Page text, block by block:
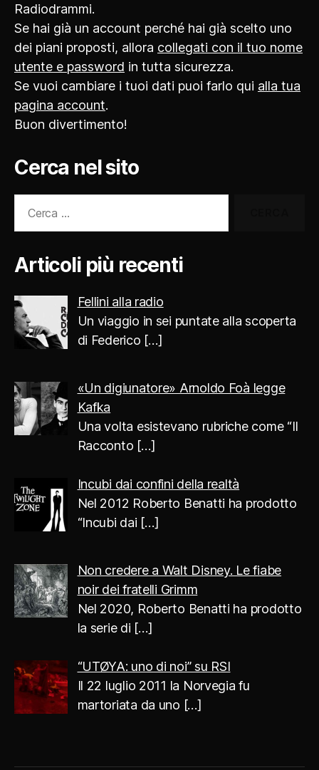
Radiodrammi.
Se hai già un account perché hai già scelto uno
dei piani proposti, allora collegati con il tuo nome
utente e password in tutta sicurezza.
Se vuoi cambiare i tuoi dati puoi farlo qui alla tua
pagina account.
Buon divertimento!
Cerca nel sito
Articoli più recenti
Fellini alla radio
Un viaggio in sei puntate alla scoperta
di Federico […]
«Un digiunatore» Arnoldo Foà legge
Kafka
Una volta esistevano rubriche come “Il
Racconto […]
Incubi dai confini della realtà
Nel 2012 Roberto Benatti ha prodotto
“Incubi dai […]
Non credere a Walt Disney. Le fiabe
noir dei fratelli Grimm
Nel 2020, Roberto Benatti ha prodotto
la serie di […]
“UTØYA: uno di noi” su RSI
Il 22 luglio 2011 la Norvegia fu
martoriata da uno […]